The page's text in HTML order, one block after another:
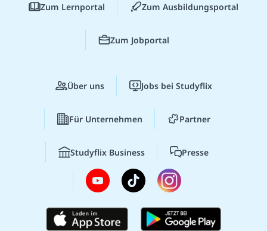
Zum Lernportal Zum Ausbildungsportal
Zum Jobportal
Über uns Jobs bei Studyflix
Für Unternehmen Partner
Studyflix Business Presse